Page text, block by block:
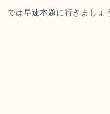
では早速本題に行きましょ